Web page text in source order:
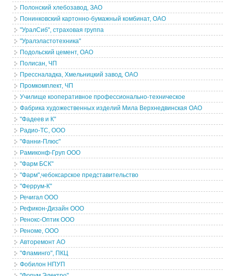
Полонский хлебозавод, ЗАО
Понинковский картонно-бумажный комбинат, ОАО
"УралСиб", страховая группа
"Уралэластотехника"
Подольский цемент, ОАО
Полисан, ЧП
Прессналадка, Хмельницкий завод, ОАО
Промкомплект, ЧП
Училище кооперативное профессионально-техническое
Фабрика художественных изделий Мила Верхнедвинская ОАО
"Фадеев и К"
Радио-ТС, ООО
"Фанни-Плюс"
Рамиконф-Груп ООО
"Фарм БСК"
"Фарм",чебоксарское представительство
"Феррум-К"
Речигал ООО
Рефикон-Дизайн ООО
Ренокс-Оптик ООО
Реноме, ООО
Авторемонт АО
"Фламинго", ПКЦ
Фобилон НПУП